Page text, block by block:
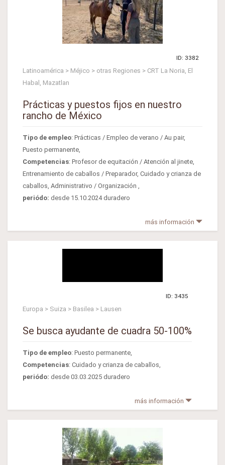
ID: 3382
Latinoamérica > Méjico > otras Regiones > CRT La Noria, El
Habal, Mazatlan
Prácticas y puestos fijos en nuestro
rancho de México
Tipo de empleo: Prácticas / Empleo de verano / Au pair,
Puesto permanente,
Competencias: Profesor de equitación / Atención al jinete,
Entrenamiento de caballos / Preparador, Cuidado y crianza de
caballos, Administrativo / Organización ,
periódo: desde 15.10.2024 duradero
más información
ID: 3435
Europa > Suiza > Basilea > Lausen
Se busca ayudante de cuadra 50-100%
Tipo de empleo: Puesto permanente,
Competencias: Cuidado y crianza de caballos,
periódo: desde 03.03.2025 duradero
más información